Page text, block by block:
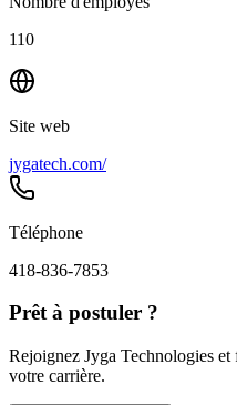
110
Site web
jygatech.com/
Téléphone
418-836-7853
Prêt à postuler ?
Rejoignez Jyga Technologies et
votre carrière.